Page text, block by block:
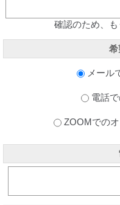
確認のため、
希
メール
電話
ZOOMでの